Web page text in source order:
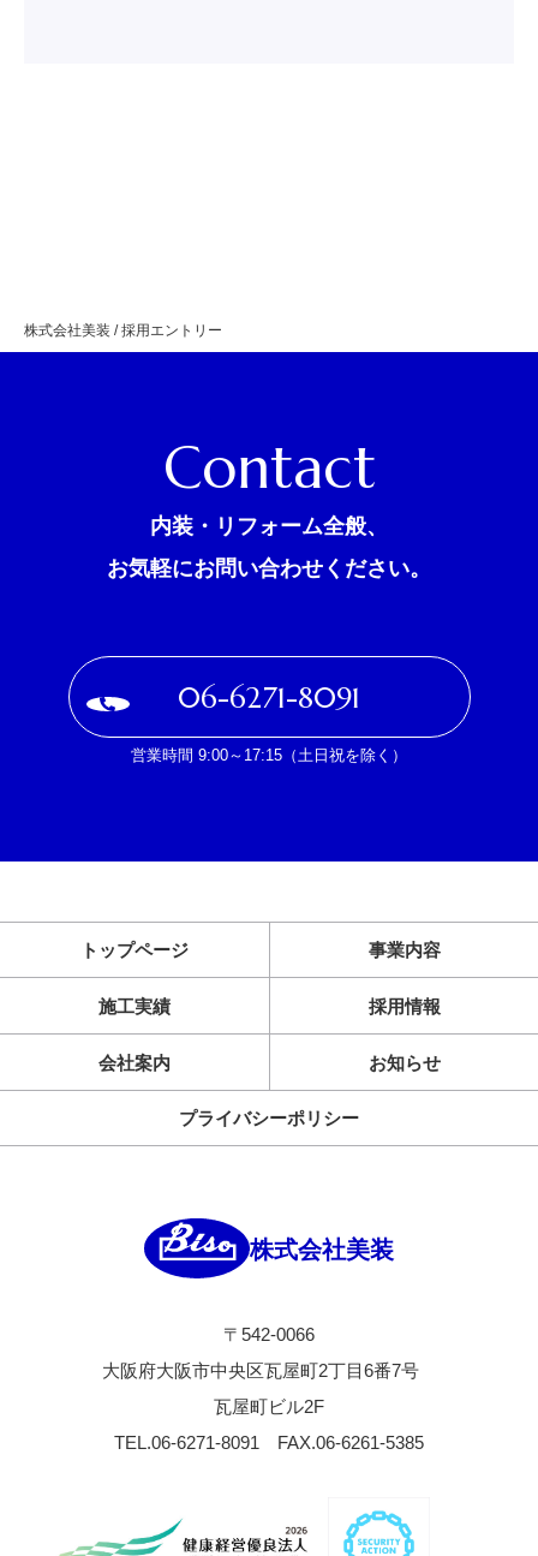
株式会社美装 /採用エントリー
Contact
内装・リフォーム全般、
お気軽にお問い合わせください。
06-6271-8091
営業時間 9:00～17:15（土日祝を除く）
トップページ 事業内容
施工実績 採用情報
会社案内 お知らせ
プライバシーポリシー
株式会社美装
〒542-0066
大阪府大阪市中央区瓦屋町2丁目6番7号
瓦屋町ビル2F
TEL.06-6271-8091 FAX.06-6261-5385